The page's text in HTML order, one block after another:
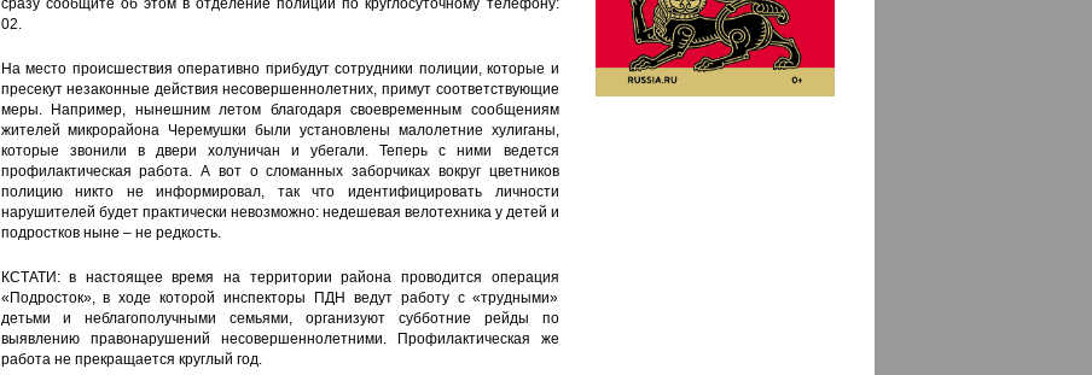
сразу сообщите об этом в отделение полиции по круглосуточному телефону:
02.
На место происшествия оперативно прибудут сотрудники полиции, которые и
пресекут незаконные действия несовершеннолетних, примут соответствующие
меры. Например, нынешним летом благодаря своевременным сообщениям
жителей микрорайона Черемушки были установлены малолетние хулиганы,
которые звонили в двери холуничан и убегали. Теперь с ними ведется
профилактическая работа. А вот о сломанных заборчиках вокруг цветников
полицию никто не информировал, так что идентифицировать личности
нарушителей будет практически невозможно: недешевая велотехника у детей и
подростков ныне – не редкость.
КСТАТИ: в настоящее время на территории района проводится операция
«Подросток», в ходе которой инспекторы ПДН ведут работу с «трудными»
детьми и неблагополучными семьями, организуют субботние рейды по
выявлению правонарушений несовершеннолетними. Профилактическая же
работа не прекращается круглый год.